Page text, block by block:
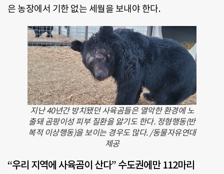
은 농장에서 기한 없는 세월을 보내야 한다.
지난 40년간 방치됐던 사육곰들은 열악한 환경에 노
출돼 곰팡이성 피부 질환을 앓기도 한다. 정형행동(반
복적 이상행동)을 보이는 경우도 많다. /동물자유연대
제공
“우리 지역에 사육곰이 산다” 수도권에만 112마리